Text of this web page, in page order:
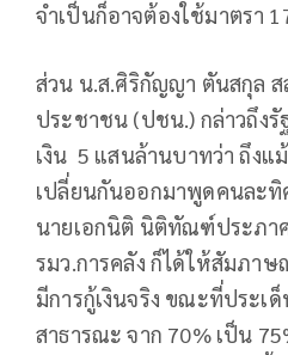
จำเป็นก็อาจต้องใช้มาตรา
ส่วน น.ส.ศิริกัญญา ตันสกุล
ประชาชน (ปชน.) กล่าวถึงรั
เงิน 5 แสนล้านบาทว่า ถึงแ
เปลี่ยนกันออกมาพูดคนละทิ
นายเอกนิติ นิติทัณฑ์ประภา
รมว.การคลัง ก็ได้ให้สัมภา
มีการกู้เงินจริง ขณะที่ประเ
สาธารณะ จาก 70% เป็น